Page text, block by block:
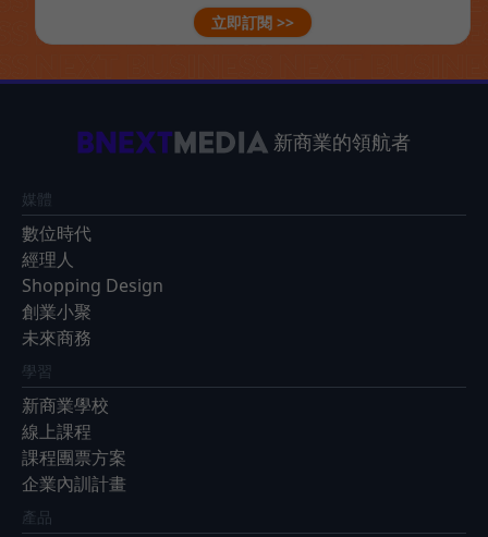
立即訂閱 >>
新商業的領航者
媒體
數位時代
經理人
Shopping Design
創業小聚
未來商務
學習
新商業學校
線上課程
課程團票方案
企業內訓計畫
產品